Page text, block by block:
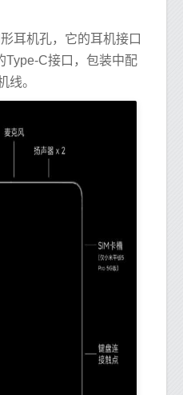
耳机孔，它的耳机接口
Type-C接口，包装中配
线。